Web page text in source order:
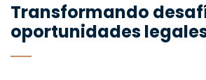
Transformando
oportunidades